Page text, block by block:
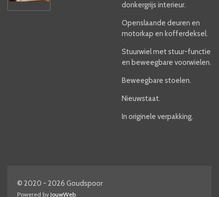
donkergrijs interieur.
Openslaande deuren en
motorkap en kofferdeksel.
Stuurwiel met stuur-functie
en beweegbare voorwielen.
Beweegbare stoelen.
Nieuwstaat.
In originele verpakking.
© 2020 - 2026 Goudspoor
Powered by JouwWeb